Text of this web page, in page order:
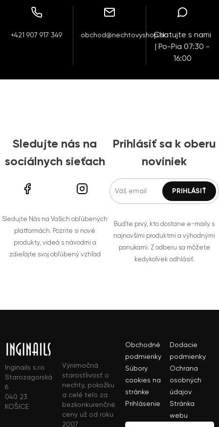
+421 907 917 349 obchod@nechtovyshop.skChatujte s nami
| Po-Pia 07:30 -
16:00
Sledujte nás na
sociálnych sieťach
Sledujte Nás na Vašich obľúbených
platformách. Pozrite si nové
produkty, videá s návodmi a
zdieľajte svoj obľúbený vzhľad
Prihlásiť sa k oberu
noviniek
Buďte prvý, kto dostane e-maily s
najnovšími produktmi a výhodnými
ponukami. Z odberu sa môžete
kedykoľvek odhlásiť.
Inginails s.r.o.
Starozagorská
6
040 23
KOŠICE
Výnimočná
starostlivosť o
nechty, pokožku
a celé telo za
bezkonkurenčné
ceny už od roku
2007
Obchodné
podmienky
Dodacie
podmienky
Súbory
cookies na
stránke
Ochrana
osobných
údajov
Prihlásenie
Stránka
webu